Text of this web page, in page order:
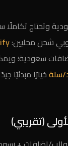
وتحتاج تكاملًا
شحن محليين:
سعودية؛
سلةخيارًا مبدئيًا
(تقريبي)